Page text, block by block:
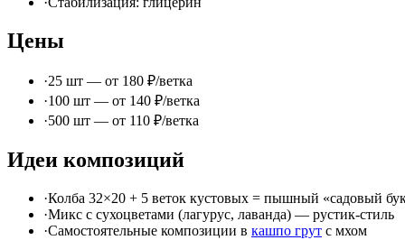
Цены
·25 шт — от 180 ₽/ветка
·100 шт — от 140 ₽/ветка
·500 шт — от 110 ₽/ветка
Идеи композиций
·Колба 32×20 + 5 веток кустовых = пышный «садовый
·Микс с сухоцветами (лагурус, лаванда) — рустик-стиль
·Самостоятельные композиции в кашпо грут с мхом